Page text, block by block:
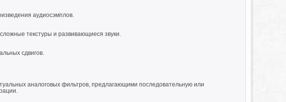
аудиосэмплов.
текстуры и развивающиеся звуки.
сдвигов.
аналоговых фильтров, предлагающими последовательную или